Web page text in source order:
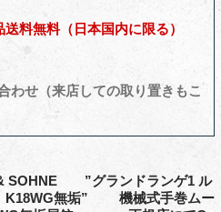
送料無料（日本国内に限る）
わせ（来店しての取り置きもこ
SOHNE ”グランドランゲ1 ル
無垢” 機械式手巻ムー